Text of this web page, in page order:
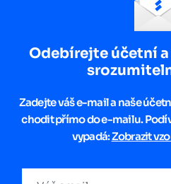
Odebírejte účetní
Zadejte váš e-mail a naše
chodit přímo do e-mailu.
vypadá:Zobrazit